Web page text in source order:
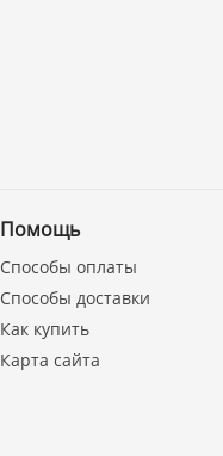
Помощь
Способы оплаты
Способы доставки
Как купить
Карта сайта